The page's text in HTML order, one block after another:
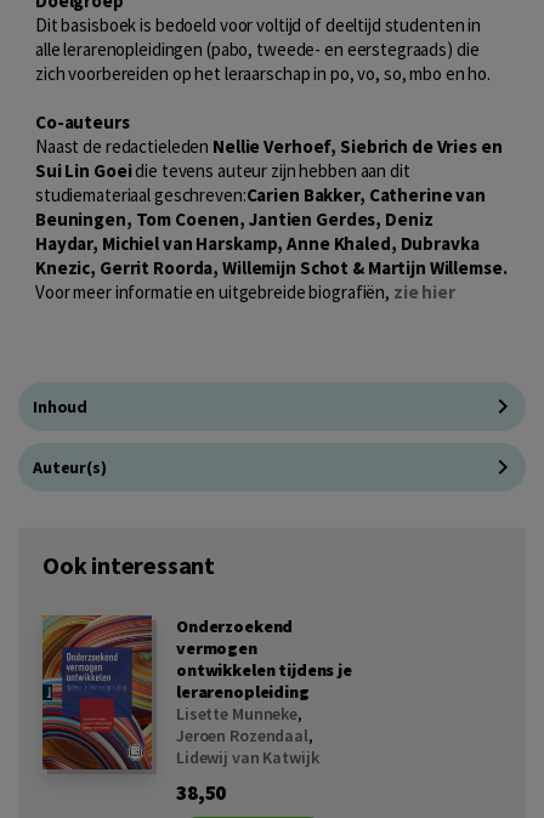
Dit basisboek is bedoeld voor voltijd of deeltijd studenten in
alle lerarenopleidingen (pabo, tweede- en eerstegraads) die
zich voorbereiden op het leraarschap in po, vo, so, mbo en ho.
Co-auteurs
Naast de redactieleden Nellie Verhoef, Siebrich de Vries en
Sui Lin Goeidie tevens auteur zijn hebben aan dit
studiemateriaal geschreven:Carien Bakker, Catherine van
Beuningen, Tom Coenen, Jantien Gerdes, Deniz
Haydar, Michiel van Harskamp, Anne Khaled, Dubravka
Knezic, Gerrit Roorda, Willemijn Schot & Martijn Willemse.
Voor meer informatie en uitgebreide biografiën, zie hier
Inhoud
Auteur(s)
Ook interessant
Onderzoekend
vermogen
ontwikkelen tijdens je
lerarenopleiding
Lisette Munneke,
Jeroen Rozendaal,
Lidewij van Katwijk
38,50